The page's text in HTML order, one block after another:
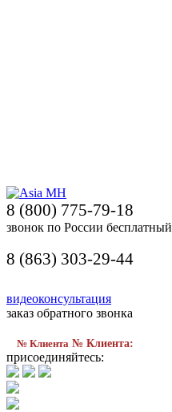
8 (800) 775-79-18
звонок по России бесплатный
8 (863) 303-29-44
видеоконсультация
заказ обратного звонка
№ Клиента № Клиента:
присоединяйтесь: